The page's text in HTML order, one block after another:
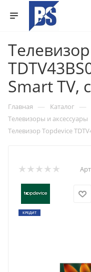
Smart TV,
Главная — Каталог —
Телевизоры и аксессуары
Телевизор Topdevice
КРЕДИТ